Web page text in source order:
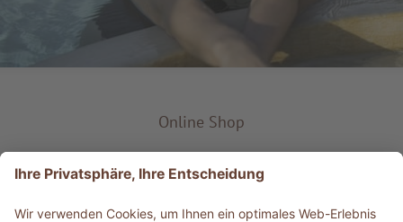
Online Shop